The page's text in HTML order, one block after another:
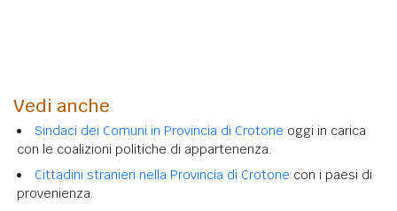
Vedi anche
Sindaci dei Comuni in Provincia di Crotone oggi in carica
con le coalizioni politiche di appartenenza.
Cittadini stranieri nella Provincia di Crotone con i paesi di
provenienza.